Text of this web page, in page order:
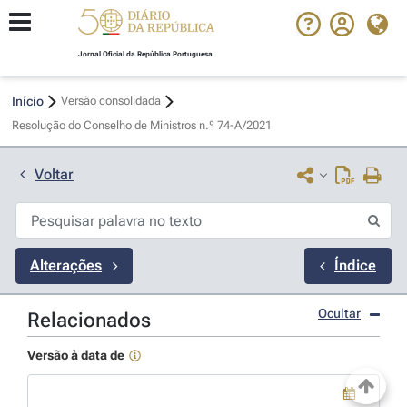
Jornal Oficial da República Portuguesa
Início
Versão consolidada
Resolução do Conselho de Ministros n.º 74-A/2021
Voltar
Alterações Índice
Relacionados Ocultar
Versão à data de